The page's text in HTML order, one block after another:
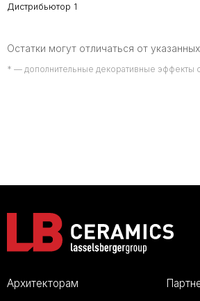
Дистрибьютор 1
Остатки могут отличаться от
* — дополнительные декоративные эффекты
Архитекторам